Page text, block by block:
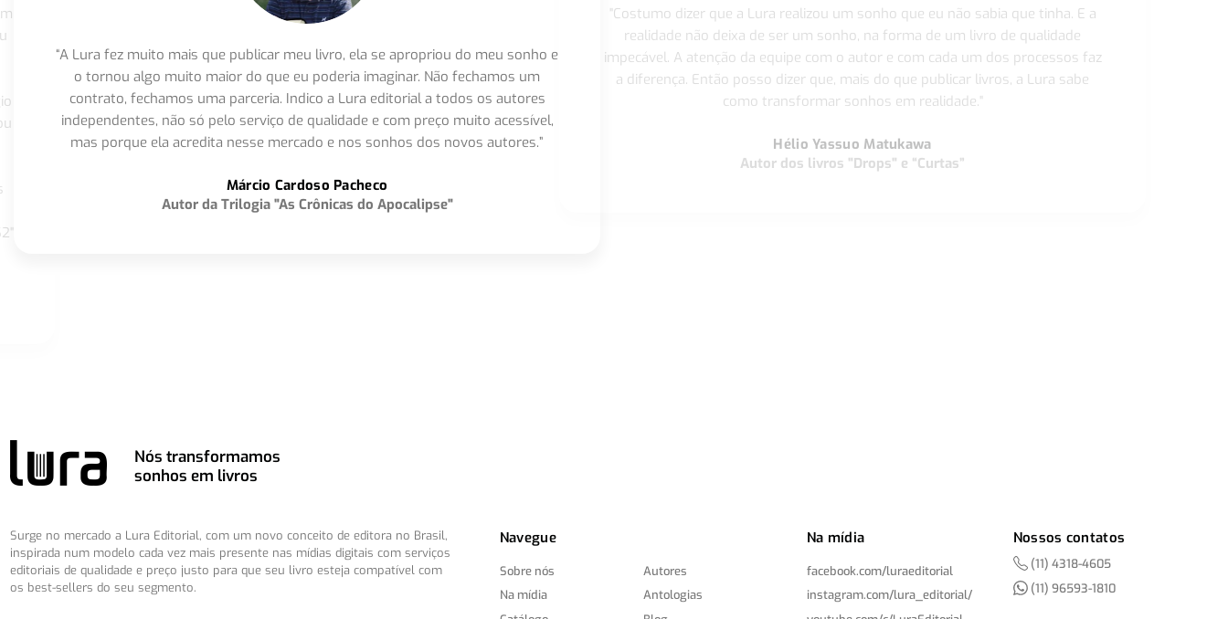
“A Lura fez muito mais que publicar meu livro, ela se apropriou do meu sonho e
o tornou algo muito maior do que eu poderia imaginar. Não fechamos um
contrato, fechamos uma parceria. Indico a Lura editorial a todos os autores
independentes, não só pelo serviço de qualidade e com preço muito acessível,
mas porque ela acredita nesse mercado e nos sonhos dos novos autores.”
Márcio Cardoso Pacheco
Autor da Trilogia "As Crônicas do Apocalipse"
"Costumo dizer que a Lura realizou um sonho que eu não sabia que tinha. E a
realidade não deixa de ser um sonho, na forma de um livro de qualidade
impecável. A atenção da equipe com o autor e com cada um dos processos faz
a diferença. Então posso dizer que, mais do que publicar livros, a Lura sabe
como transformar sonhos em realidade."
Hélio Yassuo Matukawa
Autor dos livros "Drops" e “Curtas”
Nós transformamos
sonhos em livros
Surge no mercado a Lura Editorial, com um novo conceito de editora no Brasil,
inspirada num modelo cada vez mais presente nas mídias digitais com serviços
editoriais de qualidade e preço justo para que seu livro esteja compatível com
os best-sellers do seu segmento.
Navegue
Sobre nós
Na mídia
Autores
Antologias
Na mídia
facebook.com/luraeditorial
instagram.com/lura_editorial/
Nossos contatos
(11) 4318-4605
(11) 96593-1810